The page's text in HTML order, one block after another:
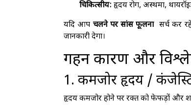
चिकित्सीय: हृदय रोग, अस्थमा,
यदि आप चलने पर सांस फूलनासर्च कर
जानकारी देगा।
गहन कारण और
1. कमजोर हृदय /
हृदय कमजोर होने पर रक्त को फेफड़ों और